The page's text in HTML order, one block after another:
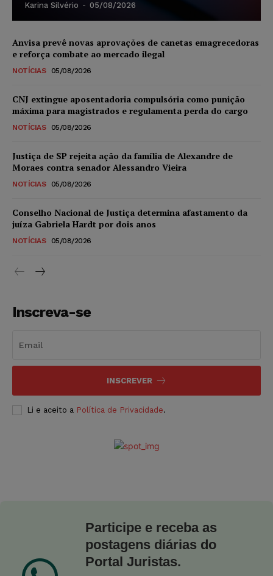
Karina Silvério - 05/08/2026
Anvisa prevê novas aprovações de canetas emagrecedoras
e reforça combate ao mercado ilegal
NOTÍCIAS 05/08/2026
CNJ extingue aposentadoria compulsória como punição
máxima para magistrados e regulamenta perda do cargo
NOTÍCIAS 05/08/2026
Justiça de SP rejeita ação da família de Alexandre de
Moraes contra senador Alessandro Vieira
NOTÍCIAS 05/08/2026
Conselho Nacional de Justiça determina afastamento da
juíza Gabriela Hardt por dois anos
NOTÍCIAS 05/08/2026
Inscreva-se
INSCREVER
Li e aceito a Política de Privacidade.
Participe e receba as
postagens diárias do
Portal Juristas.